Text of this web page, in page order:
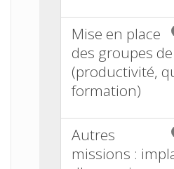
Mise en place
des groupes
(productivité,
formation)
Autres
missions :